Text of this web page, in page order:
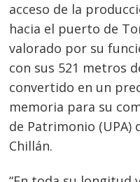
acceso de la
hacia el puerto de
valorado por su
con sus 521 metros
convertido en un
memoria para su
de Patrimonio (UPA)
Chillán.